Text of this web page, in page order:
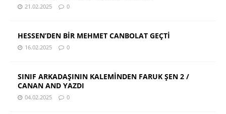
21.02.2025 0
HESSEN’DEN BİR MEHMET CANBOLAT GEÇTİ
16.02.2025 0
SINIF ARKADAŞININ KALEMİNDEN FARUK ŞEN 2 /
CANAN AND YAZDI
04.02.2025 0